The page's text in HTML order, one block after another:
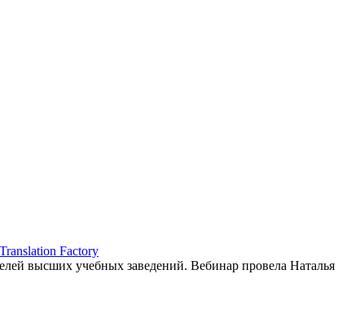
Factory
высших учебных заведений. Вебинар провела Наталья